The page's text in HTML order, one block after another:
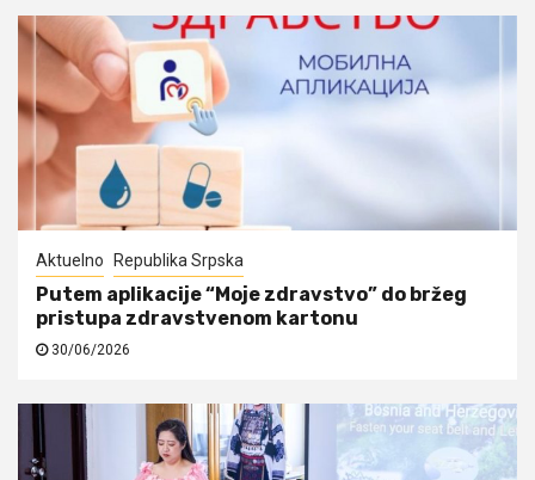
Aktuelno Republika Srpska
Putem aplikacije “Moje zdravstvo” do bržeg
pristupa zdravstvenom kartonu
30/06/2026